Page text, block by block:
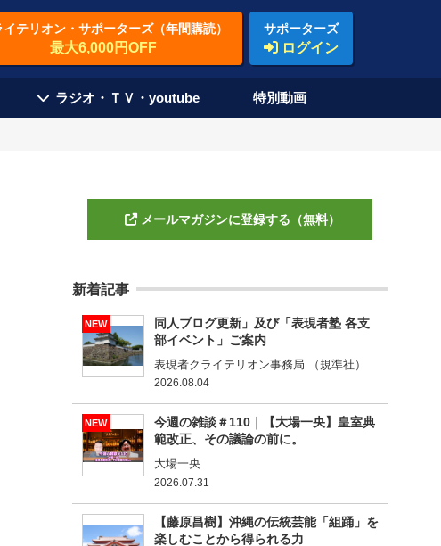
イテリオン・サポーターズ（年間購読）
最大6,000円OFF
サポーターズ
ログイン
ラジオ・ＴＶ・youtube 特別動画
メールマガジンに登録する（無料）
新着記事
NEW
同人ブログ更新」及び「表現者塾 各支
部イベント」ご案内
表現者クライテリオン事務局 （規準社）
2026.08.04
NEW
今週の雑談＃110｜【大場一央】皇室典
範改正、その議論の前に。
大場一央
2026.07.31
【藤原昌樹】沖縄の伝統芸能「組踊」を
楽しむことから得られる力